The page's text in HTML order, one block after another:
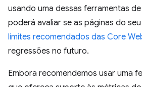
usando uma dessas ferramentas de
poderá avaliar se as páginas do
limites recomendados das Core
regressões no futuro.
Embora recomendemos usar uma